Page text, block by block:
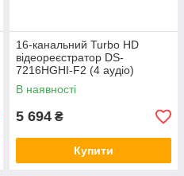
16-канальний Turbo HD
відеореєстратор DS-
7216HGHI-F2 (4 аудіо)
В наявності
5 694 ₴
Купити